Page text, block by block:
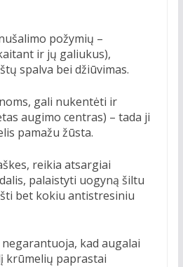
požymių –
ir jų galiukus),
spalva bei džiūvimas.
gali nukentėti ir
augimo centras) – tada ji
pamažu žūsta.
reikia atsargiai
palaistyti uogyną šiltu
bet kokiu antistresiniu
kad augalai
krūmelių paprastai